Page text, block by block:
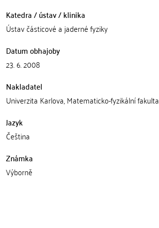
Katedra / ústav / klinika
Ústav částicové a jaderné fyziky
Datum obhajoby
23. 6. 2008
Nakladatel
Univerzita Karlova, Matematicko-fyzikální fakulta
Jazyk
Čeština
Známka
Výborně